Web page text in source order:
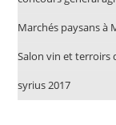
Marchés paysans à
Salon vin et terroirs
syrius 2017